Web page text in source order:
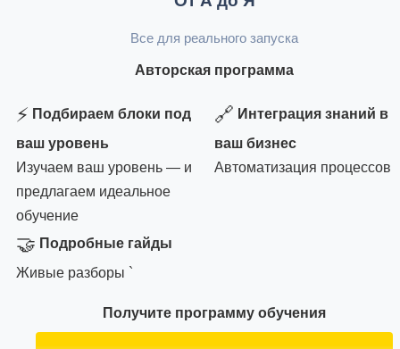
Все для реального запуска
Авторская программа
⚡ Подбираем блоки под
ваш уровень
Изучаем ваш уровень — и
предлагаем идеальное
обучение
🔗 Интеграция знаний в
ваш бизнес
Автоматизация процессов
🤝 Подробные гайды
Живые разборы `
Получите программу обучения